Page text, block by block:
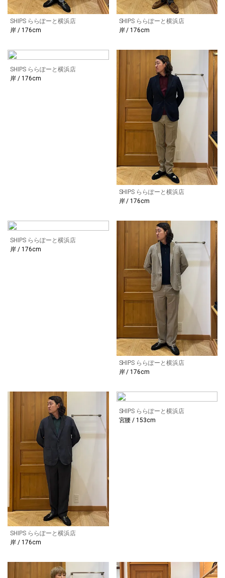
SHIPS ららぽーと横浜店
岸 / 176cm
SHIPS ららぽーと横浜店
岸 / 176cm
SHIPS ららぽーと横浜店
岸 / 176cm
SHIPS ららぽーと横浜店
岸 / 176cm
SHIPS ららぽーと横浜店
岸 / 176cm
SHIPS ららぽーと横浜店
岸 / 176cm
SHIPS ららぽーと横浜店
岸 / 176cm
SHIPS ららぽーと横浜店
宮腰 / 153cm